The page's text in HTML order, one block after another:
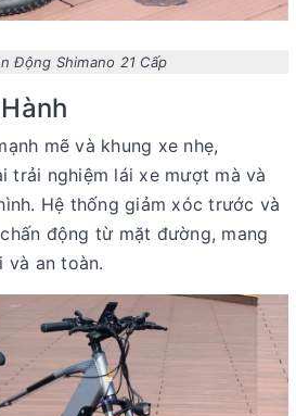
Động Shimano 21 Cấp
mẽ và khung xe nhẹ,
trải nghiệm lái xe mượt mà và
Hệ thống giảm xóc trước và
động từ mặt đường, mang
và an toàn.